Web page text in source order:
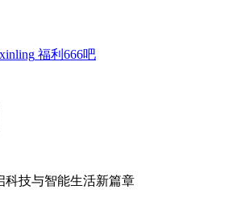
xinling 福利666吧
科技与智能生活新篇章